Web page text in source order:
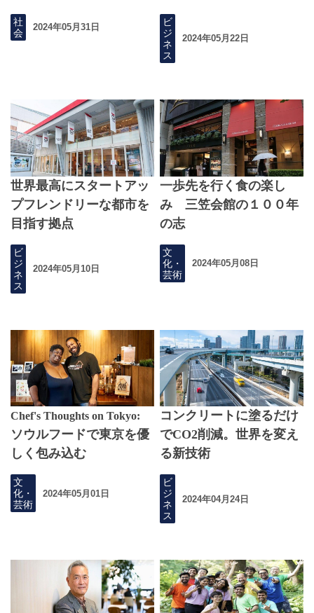
社
会
2024年05月31日
資でアシスト
ビ
ジ
ネ
ス
2024年05月22日
世界最高にスタートアッ
プフレンドリーな都市を
目指す拠点
ビ
ジ
ネ
ス
2024年05月10日
一歩先を行く食の楽し
み 三笠会館の１００年
の志
文
化・
芸術
2024年05月08日
Chef's Thoughts on Tokyo:
ソウルフードで東京を優
しく包み込む
文
化・
芸術
2024年05月01日
コンクリートに塗るだけ
でCO2削減。世界を変え
る新技術
ビ
ジ
ネ
ス
2024年04月24日